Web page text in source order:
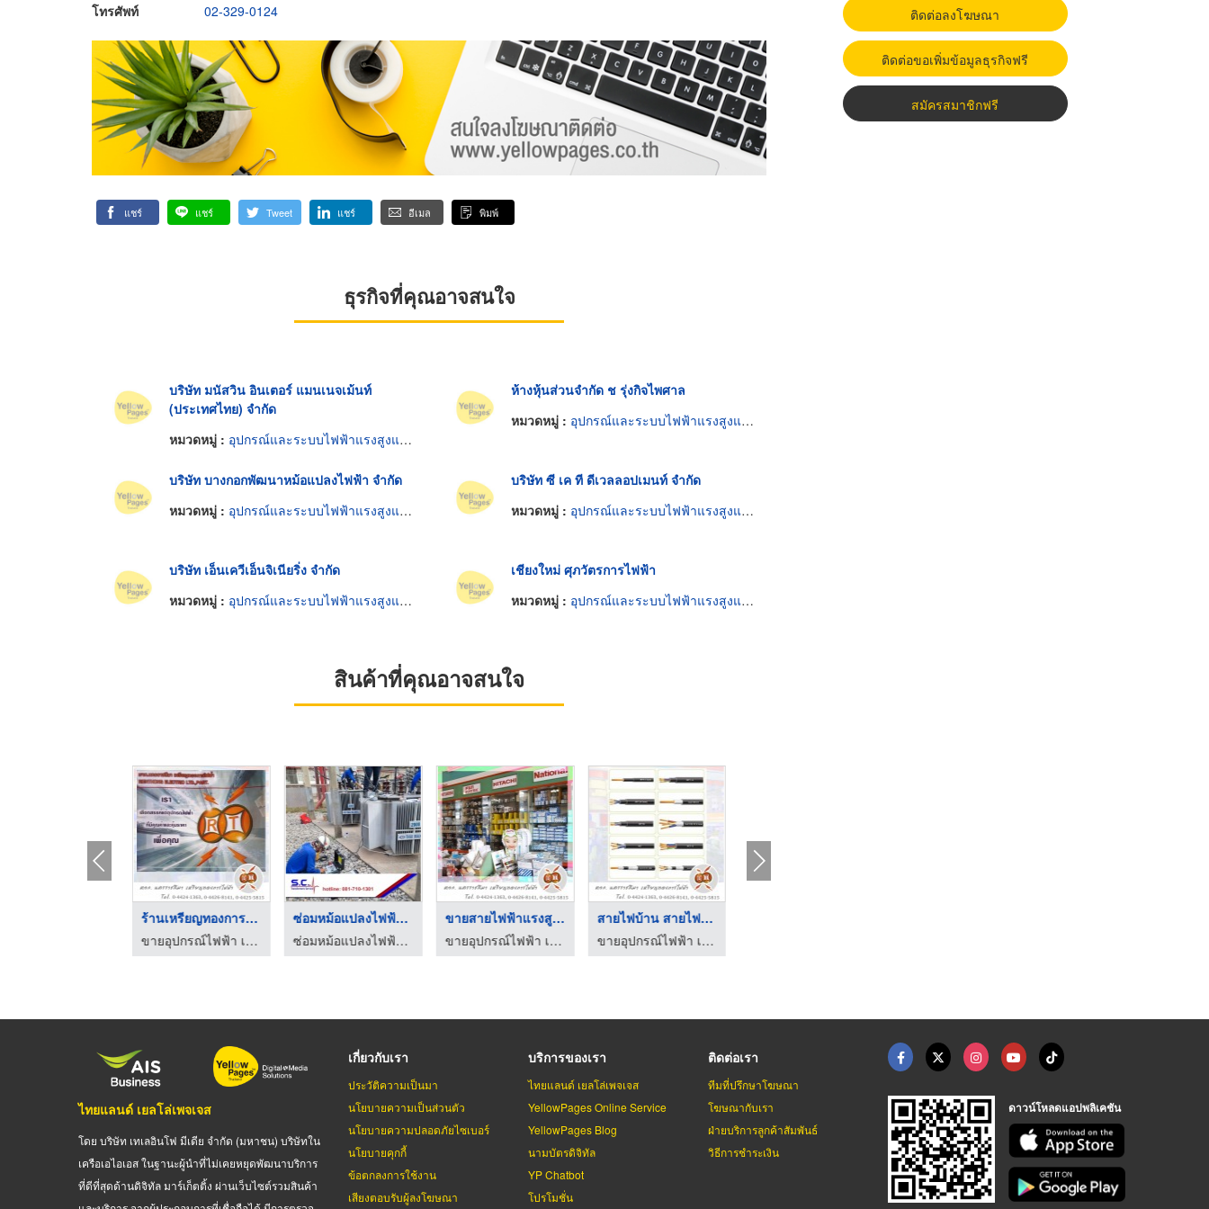
โทรศัพท์ 02-329-0124
แชร์ แชร์ Tweet แชร์ อีเมล พิมพ์
ธุรกิจที่คุณอาจสนใจ
บริษัท มนัสวิน อินเตอร์ แมนเนจเม้นท์
(ประเทศไทย) จำกัด
หมวดหมู่ : อุปกรณ์และระบบไฟฟ้าแรงสูงและแรงต่ำ
ห้างหุ้นส่วนจำกัด ช รุ่งกิจไพศาล
หมวดหมู่ : อุปกรณ์และระบบไฟฟ้าแรงสูงและแรงต่ำ
บริษัท บางกอกพัฒนาหม้อแปลงไฟฟ้า จำกัด
หมวดหมู่ : อุปกรณ์และระบบไฟฟ้าแรงสูงและแรงต่ำ
บริษัท ซี เค ที ดีเวลลอปเมนท์ จำกัด
หมวดหมู่ : อุปกรณ์และระบบไฟฟ้าแรงสูงและแรงต่ำ
บริษัท เอ็นเควีเอ็นจิเนียริ่ง จำกัด
หมวดหมู่ : อุปกรณ์และระบบไฟฟ้าแรงสูงและแรงต่ำ
เชียงใหม่ ศุภวัตรการไฟฟ้า
หมวดหมู่ : อุปกรณ์และระบบไฟฟ้าแรงสูงและแรงต่ำ
สินค้าที่คุณอาจสนใจ
ร้านเหรียญทองการไฟฟ้ ...
ขายอุปกรณ์ไฟฟ้า เหรียญทองการไฟฟ้า
ซ่อมหม้อแปลงไฟฟ้าโรง ...
ซ่อมหม้อแปลงไฟฟ้าแรงสูง - เอส.ซี.ทรานฟอร์เมอร์
ขายสายไฟฟ้าแรงสูง โค ...
ขายอุปกรณ์ไฟฟ้า เหรียญทองการไฟฟ้า
สายไฟบ้าน สายไฟฟ้าโร ...
ขายอุปกรณ์ไฟฟ้า เหรียญทองการไฟฟ้า
ติดต่อลงโฆษณา
ติดต่อขอเพิ่มข้อมูลธุรกิจฟรี
สมัครสมาชิกฟรี
ไทยแลนด์ เยลโล่เพจเจส
โดย บริษัท เทเลอินโฟ มีเดีย จำกัด (มหาชน) บริษัทใน
เครือเอไอเอส ในฐานะผู้นำที่ไม่เคยหยุดพัฒนาบริการ
ที่ดีที่สุดด้านดิจิทัล มาร์เก็ตติ้ง ผ่านเว็บไซต์รวมสินค้า
เกี่ยวกับเรา
ประวัติความเป็นมา
นโยบายความเป็นส่วนตัว
นโยบายความปลอดภัยไซเบอร์
นโยบายคุกกี้
ข้อตกลงการใช้งาน
เสียงตอบรับผู้ลงโฆษณา
บริการของเรา
ไทยแลนด์ เยลโล่เพจเจส
YellowPages Online Service
YellowPages Blog
นามบัตรดิจิทัล
YP Chatbot
โปรโมชั่น
ติดต่อเรา
ทีมที่ปรึกษาโฆษณา
โฆษณากับเรา
ฝ่ายบริการลูกค้าสัมพันธ์
วิธีการชำระเงิน
ดาวน์โหลดแอปพลิเคชัน